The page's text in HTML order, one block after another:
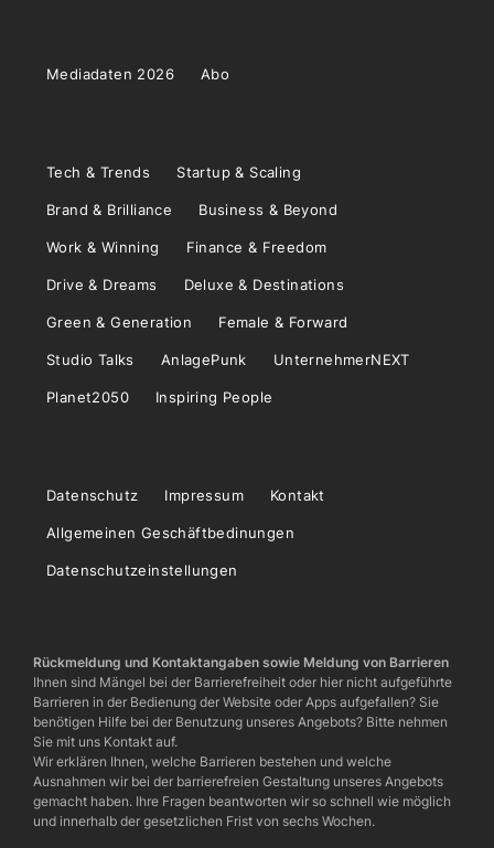
Mediadaten 2026 Abo
Tech & Trends Startup & Scaling
Brand & Brilliance Business & Beyond
Work & Winning Finance & Freedom
Drive & Dreams Deluxe & Destinations
Green & Generation Female & Forward
Studio Talks AnlagePunk UnternehmerNEXT
Planet2050 Inspiring People
Datenschutz Impressum Kontakt
Allgemeinen Geschäftbedinungen
Datenschutzeinstellungen
Rückmeldung und Kontaktangaben sowie Meldung von Barrieren
Ihnen sind Mängel bei der Barrierefreiheit oder hier nicht aufgeführte
Barrieren in der Bedienung der Website oder Apps aufgefallen? Sie
benötigen Hilfe bei der Benutzung unseres Angebots? Bitte nehmen
Sie mit uns Kontakt auf.
Wir erklären Ihnen, welche Barrieren bestehen und welche
Ausnahmen wir bei der barrierefreien Gestaltung unseres Angebots
gemacht haben. Ihre Fragen beantworten wir so schnell wie möglich
und innerhalb der gesetzlichen Frist von sechs Wochen.